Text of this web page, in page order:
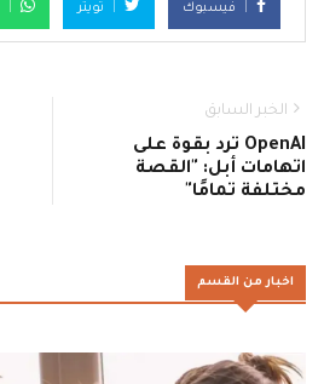
فيسبوك تويتر
الخبر السابق
OpenAI ترد بقوة على
اتهامات أبل: "القصة
مختلفة تمامًا"
اخبار من القسم